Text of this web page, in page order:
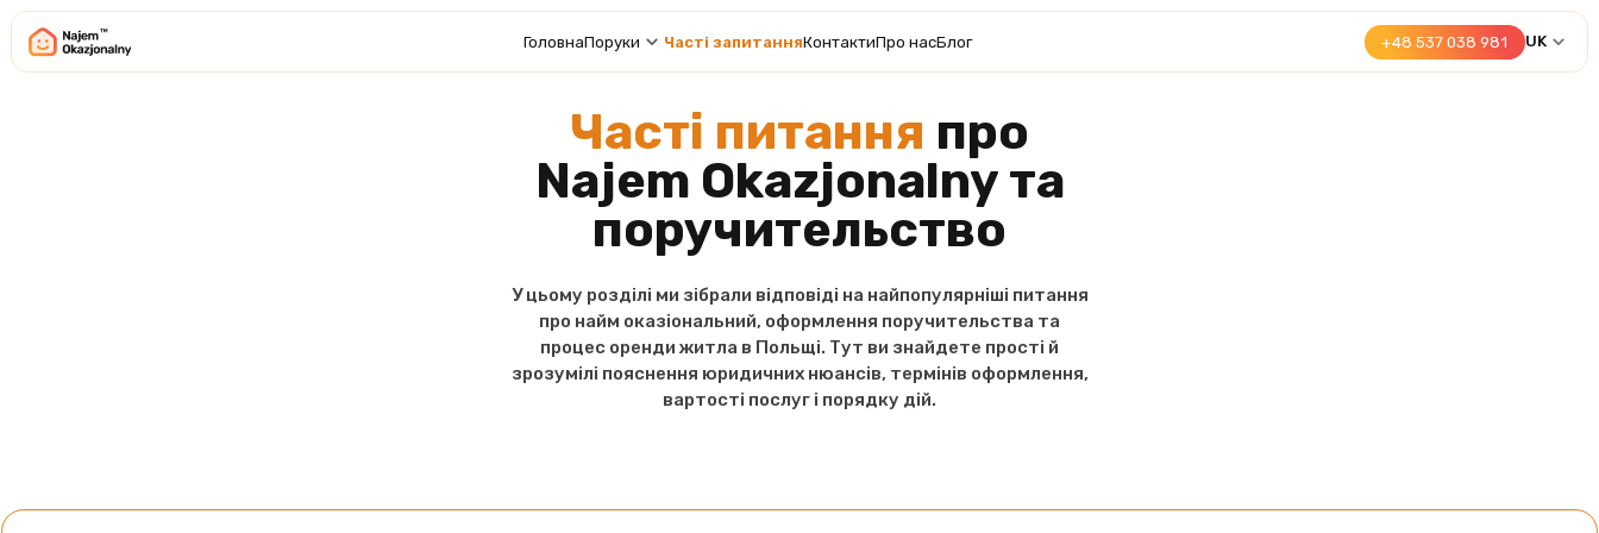
ГоловнаПоруки Часті запитанняКонтактиПро насБлог +48 537 038 981 UK
Часті питання про
Najem Okazjonalny та
поручительство
У цьому розділі ми зібрали відповіді на найпопулярніші питання
про найм оказіональний, оформлення поручительства та
процес оренди житла в Польщі. Тут ви знайдете прості й
зрозумілі пояснення юридичних нюансів, термінів оформлення,
вартості послуг і порядку дій.